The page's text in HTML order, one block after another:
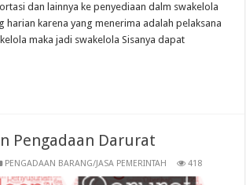
dan lainnya ke penyediaan dalm swakelola
harian karena yang menerima adalah pelaksana
maka jadi swakelola Sisanya dapat
Pengadaan Darurat
PENGADAAN BARANG/JASA PEMERINTAH 418